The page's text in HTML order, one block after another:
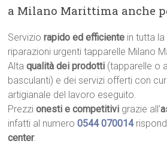
a Milano Marittima anche
Serviziorapido ed efficiente in tutta
riparazioni urgenti tapparelle Milano
Altaqualità dei prodotti (tapparelle o
basculanti) e dei servizi offerti con
artigianale del lavoro eseguito.
Prezzionesti e competitivi grazie all’
infatti al numero0544 070014
center.